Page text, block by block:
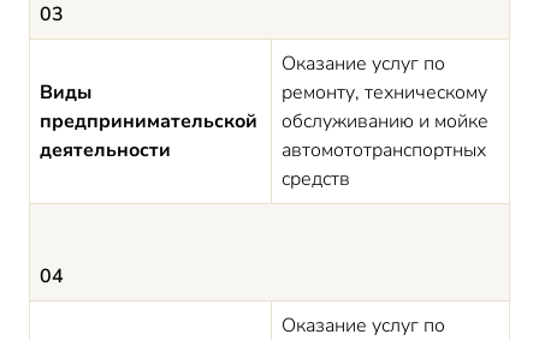
03
Виды
предпринимательской
деятельности
Оказание услуг по
ремонту, техническому
обслуживанию и мойке
автомототранспортных
средств
04
Оказание услуг по